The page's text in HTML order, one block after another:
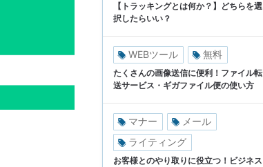
【トラッキングとは何か？】どちらを選
択したらいい？
WEBツール 無料
たくさんの画像送信に便利！ファイル転
送サービス・ギガファイル便の使い方
マナー
メール
ライティング
お客様とのやり取りに役立つ！ビジネス